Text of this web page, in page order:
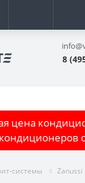
8
цена
системы Zanussi